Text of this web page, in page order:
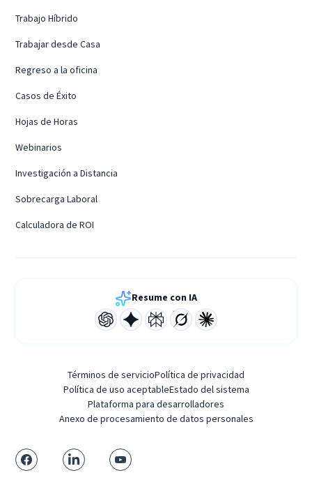
Trabajo Híbrido
Trabajar desde Casa
Regreso a la oficina
Casos de Éxito
Hojas de Horas
Webinarios
Investigación a Distancia
Sobrecarga Laboral
Calculadora de ROI
Resume con IA
Términos de servicioPolítica de privacidad
Política de uso aceptableEstado del sistema
Plataforma para desarrolladores
Anexo de procesamiento de datos personales